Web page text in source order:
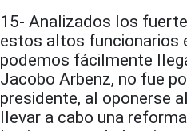
15- Analizados los
estos altos funcionarios
podemos fácilmente
Jacobo Arbenz, no fue
presidente, al oponerse
llevar a cabo una